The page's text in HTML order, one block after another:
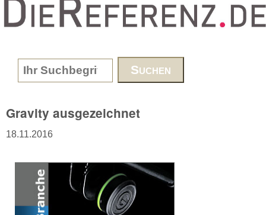
www.DieReferenz.de
Search form
Gravity ausgezeichnet
18.11.2016